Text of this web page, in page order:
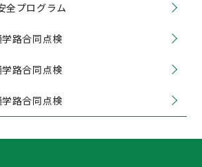
全プログラム
路合同点検
路合同点検
路合同点検